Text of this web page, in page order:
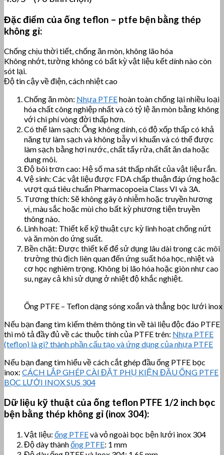
Đặc điểm của ống teflon – ptfe bện bằng thép
không gỉ:
Chống chịu thời tiết, chống ăn mòn, không lão hóa
Không nhớt, tường không có bất kỳ vật liệu kết dính nào còn
sót lại.
Độ tin cậy về điện, cách nhiệt cao
Chống ăn mòn: Nhựa PTFEhoàn toàn chống lại nhiều loại
hóa chất công nghiệp nhất và có tỷ lệ ăn mòn bằng không
với chi phí vòng đời thấp hơn.
Có thể làm sạch: Ống không dính, có độ xốp thấp có khả
năng tự làm sạch và không bẫy vi khuẩn và có thể được
làm sạch bằng hơi nước, chất tẩy rửa, chất ăn da hoặc
dung môi.
Độ bôi trơn cao: Hệ số ma sát thấp nhất của vật liệu rắn.
Vệ sinh: Các vật liệu được FDA chấp thuận đáp ứng hoặc
vượt quá tiêu chuẩn Pharmacopoeia Class VI và 3A.
Tương thích: Sẽ không gây ô nhiễm hoặc truyền hương
vị, màu sắc hoặc mùi cho bất kỳ phương tiện truyền
thông nào.
Linh hoạt: Thiết kế kỹ thuật cực kỳ linh hoạt chống nứt
và ăn mòn do ứng suất.
Bền chặt: Được thiết kế để sử dụng lâu dài trong các môi
trường thù địch liên quan đến ứng suất hóa học, nhiệt và
cơ học nghiêm trọng. Không bị lão hóa hoặc giòn như cao
su, ngay cả khi sử dụng ở nhiệt độ khắc nghiệt.
Ống PTFE – Teflon dạng sóng xoắn và thẳng bọc lưới
Nếu bạn đang tìm kiếm thêm thông tin về tài liệu độc đáo PTFE
thì mô tả đầy đủ về các thuộc tính của PTFE trên: Nhựa PTFE
(teflon) là gì? thành phần cấu tạo và ứng dụng của nhựa PTFE
Nếu bạn đang tìm hiểu về cách cắt ghép đầu ống PTFE bọc
inox: CÁCH LẮP GHÉP CÀI ĐẶT PHỤ KIỆN ĐẦU ỐNG PTFE
BỌC LƯỚI INOX SUS 304
Dữ liệu kỹ thuật của ống teflon PTFE 1/2 inch bọc
bện bằng thép không gỉ (inox 304):
Vật liệu: ống PTFEvà vỏ ngoài bọc bện lưới inox 304
Độ dày thànhống PTFE: 1 mm